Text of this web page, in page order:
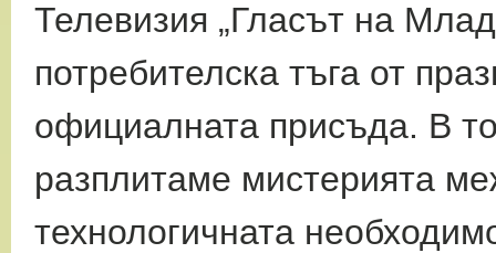
Телевизия „Гласът на
потребителска тъга от
официалната присъда. В
разплитаме мистерията
технологичната